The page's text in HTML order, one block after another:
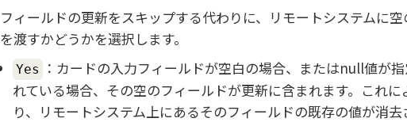
フィールドの更新をスキップする代わりに、リモートシステムに空
を渡すかどうかを選択します。
Yes
：カードの入力フィールドが空白の場合、またはnull値が
れている場合、その空のフィールドが更新に含まれます。これに
り、リモートシステム上にあるそのフィールドの既存の値が消去